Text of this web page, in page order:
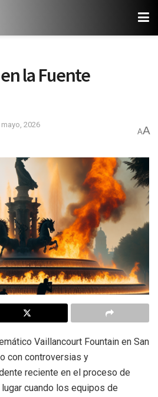
la Fuente
mayo, 2026
AA
Vaillancourt Fountain en San
con controversias y
reciente en el proceso de
cuando los equipos de